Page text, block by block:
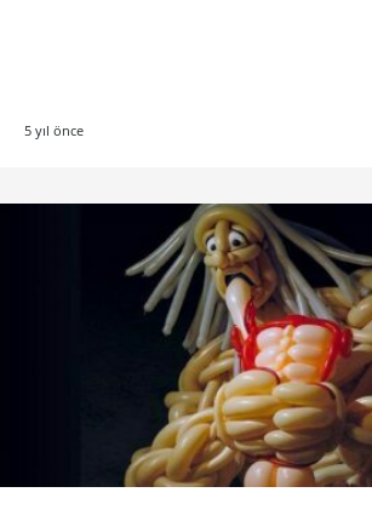
5 yıl önce